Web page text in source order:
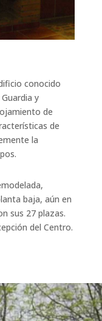
conocido
y
de
de
la
baja, aún en
sus 27 plazas.
del Centro.